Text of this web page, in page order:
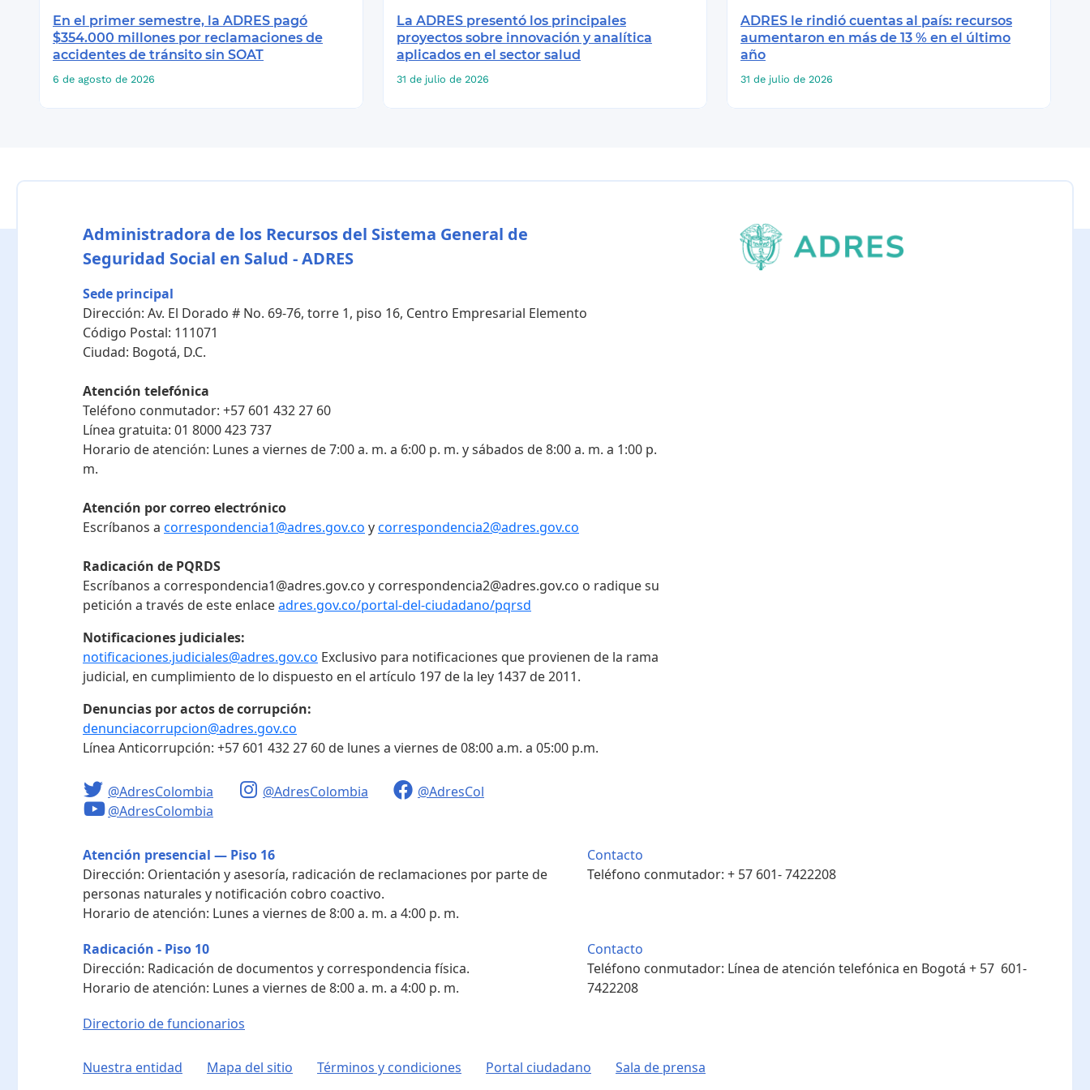
En el primer semestre, la ADRES pagó
$354.000 millones por reclamaciones de
accidentes de tránsito sin SOAT
6 de agosto de 2026
La ADRES presentó los principales
proyectos sobre innovación y analítica
aplicados en el sector salud
31 de julio de 2026
ADRES le rindió cuentas al país: recursos
aumentaron en más de 13 % en el último
año
31 de julio de 2026
Administradora de los Recursos del Sistema General de
Seguridad Social en Salud - ADRES
Sede principal
Dirección: Av. El Dorado # No. 69-76, torre 1, piso 16, Centro Empresarial Elemento
Código Postal: 111071
Ciudad: Bogotá, D.C.
Atención telefónica
Teléfono conmutador: +57 601 432 27 60
Línea gratuita: 01 8000 423 737
Horario de atención: Lunes a viernes de 7:00 a. m. a 6:00 p. m. y sábados de 8:00 a. m. a 1:00 p.
m.
Atención por correo electrónico
Escríbanos a correspondencia1@adres.gov.co ycorrespondencia2@adres.gov.co
Radicación de PQRDS
Escríbanos a correspondencia1@adres.gov.co y correspondencia2@adres.gov.co o radique su
petición a través de este enlaceadres.gov.co/portal-del-ciudadano/pqrsd
Notificaciones judiciales:
notificaciones.judiciales@adres.gov.co Exclusivo para notificaciones que provienen de la rama
judicial, en cumplimiento de lo dispuesto en el artículo 197 de la ley 1437 de 2011.
Denuncias por actos de corrupción:
denunciacorrupcion@adres.gov.co
Línea Anticorrupción: +57 601 432 27 60 de lunes a viernes de 08:00 a.m. a 05:00 p.m.
@AdresColombia @AdresColombia
@AdresCol
@AdresColombia
Atención presencial — Piso 16
Dirección: Orientación y asesoría, radicación de reclamaciones por parte de
personas naturales y notificación cobro coactivo.
Horario de atención: Lunes a viernes de 8:00 a. m. a 4:00 p. m.
Contacto
Teléfono conmutador: + 57 601- 7422208
Radicación - Piso 10
Dirección: Radicación de documentos y correspondencia física.
Horario de atención: Lunes a viernes de 8:00 a. m. a 4:00 p. m.
Contacto
Teléfono conmutador: Línea de atención telefónica en Bogotá ​+ 57 601-
7422208
Directorio de funcionarios
Nuestra entidad Mapa del sitio Términos y condiciones Portal ciudadano Sala de prensa